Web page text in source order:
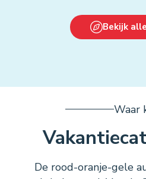
Bekijk
Waar
De rood-oranje-gele